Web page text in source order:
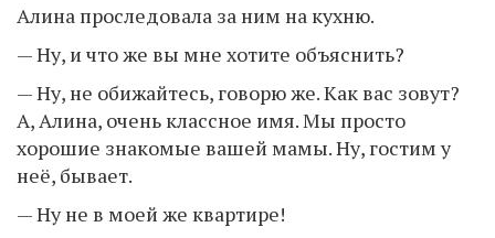
Алина проследовала за ним на кухню.
— Ну, и что же вы мне хотите объяснить?
— Ну, не обижайтесь, говорю же. Как вас зовут?
А, Алина, очень классное имя. Мы просто
хорошие знакомые вашей мамы. Ну, гостим у
неё, бывает.
— Ну не в моей же квартире!